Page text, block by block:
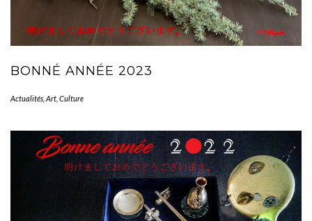
BONNÉ ANNÉE 2023
Actualités Art Culture